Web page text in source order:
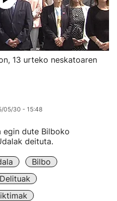
13 urteko neskatoaren
05/30 - 15:48
egin dute Bilboko
deituta.
Bilbo
Delituak